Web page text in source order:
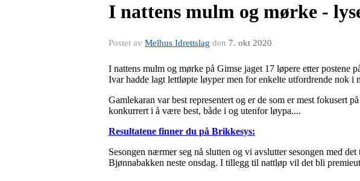
I nattens mulm og mørke -
Postet av Melhus Idrettslag den 7. okt 2020
I nattens mulm og mørke på Gimse jaget 17 løpere etter postene
Ivar hadde lagt lettløpte løyper men for enkelte utfordrende nok i
Gamlekaran var best representert og er de som er mest fokusert
konkurrert i å være best, både i og utenfor løypa....
Resultatene finner du på Brikkesys:
Sesongen nærmer seg nå slutten og vi avslutter sesongen med
Bjønnabakken neste onsdag. I tillegg til nattløp vil det bli